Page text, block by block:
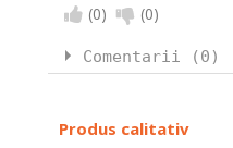
(0) (0)
Comentarii (0)
Produs calitativ